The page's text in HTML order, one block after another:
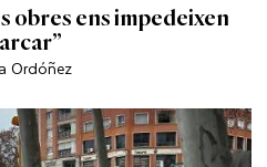
obres ens impedeixen
Ordóñez